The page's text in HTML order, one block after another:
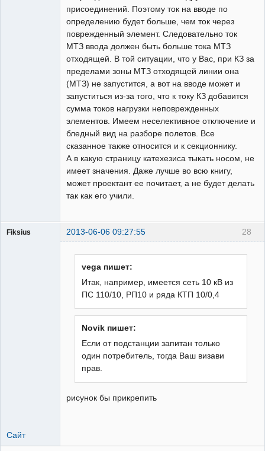
присоединений. Поэтому ток на вводе по
определению будет больше, чем ток через
поврежденный элемент. Следовательно ток
МТЗ ввода должен быть больше тока МТЗ
отходящей. В той ситуации, что у Вас, при КЗ за
пределами зоны МТЗ отходящей линии она
(МТЗ) не запустится, а вот на вводе может и
запуститься из-за того, что к току КЗ добавится
сумма токов нагрузки неповрежденных
элементов. Имеем неселективное отключение и
бледный вид на разборе полетов. Все
сказанное также относится и к секционнику.
А в какую страницу катехезиса тыкать носом, не
имеет значения. Даже лучше во всю книгу,
может проектант ее почитает, а не будет делать
так как его учили.
28
Fiksius 2013-06-06 09:27:55
vega пишет:
Итак, например, имеется сеть 10 кВ из
ПС 110/10, РП10 и ряда КТП 10/0,4
Novik пишет:
Если от подстанции запитан только
один потребитель, тогда Ваш визави
прав.
рисунок бы прикрепить
Сайт